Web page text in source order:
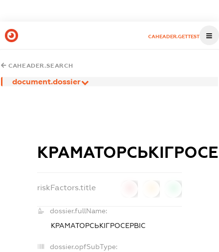
CAHEADER.GETTEST
CAHEADER.SEARCH
document.dossier
riskFactors.title
dossier.fullName:
КРАМАТОРСЬКІГРОСЕРВІС
dossier.opfSubType: